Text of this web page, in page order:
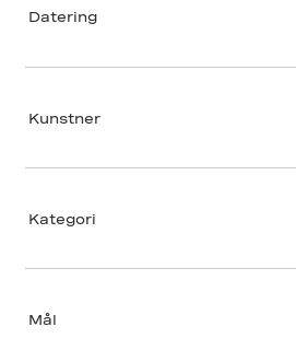
Datering
Kunstner
Kategori
Mål